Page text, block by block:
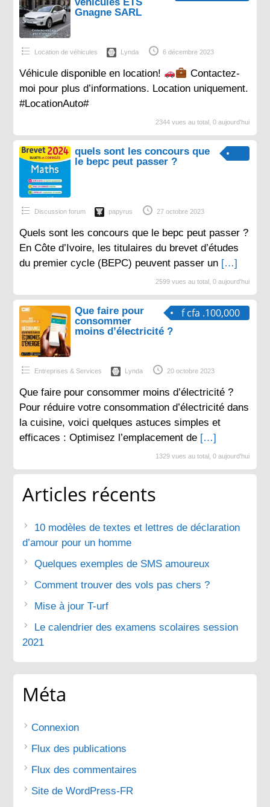
Gnagne SARL
Location de véhicules Lynda 6 décembre 2023
Véhicule disponible en location!
Contactez-
moi pour plus d’informations. Location uniquement.
#LocationAuto#
2344 vues au total, 0 aujourd'hui
quels sont les concours que
le bepc peut passer ?
Discussion forum papyrus 27 octobre 2023
Quels sont les concours que le bepc peut passer ?
En Côte d’Ivoire, les titulaires du brevet d’études
du premier cycle (BEPC) peuvent passer un […]
2599 vues au total, 0 aujourd'hui
f cfa .100,000
Que faire pour
consommer
moins d’électricité ?
Entreprises & Services Lynda 20 octobre 2023
Que faire pour consommer moins d’électricité ?
Pour réduire votre consommation d’électricité dans
la cuisine, voici quelques astuces simples et
efficaces : Optimisez l’emplacement de […]
1329 vues au total, 0 aujourd'hui
Articles récents
10 modèles de textes et lettres de déclaration
d’amour pour un homme
Quelques exemples de SMS amoureux
Comment trouver des vols pas chers ?
Mise à jour T-urf
Le calendrier des examens scolaires session
2021
Méta
Connexion
Flux des publications
Flux des commentaires
Site de WordPress-FR